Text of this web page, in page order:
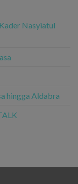
Nasyiatul
hingga Aldabra